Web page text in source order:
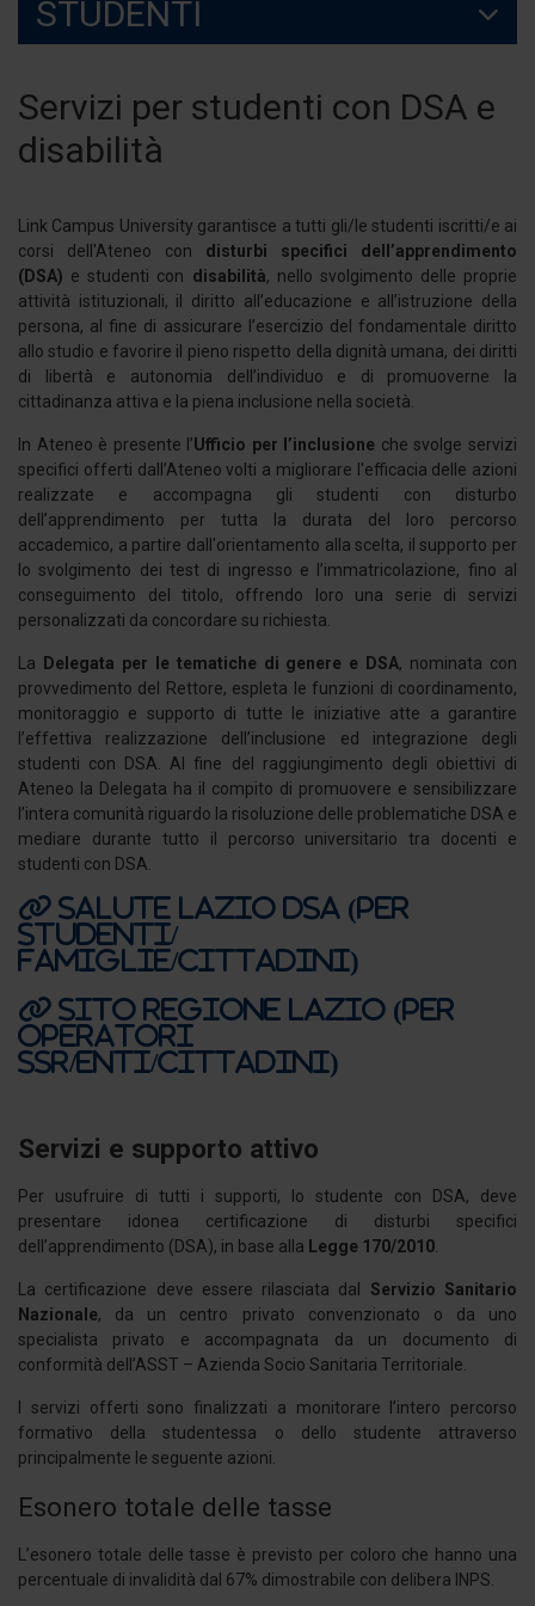
STUDENTI
Servizi per studenti con DSA e
disabilità
Link Campus University garantisce a tutti gli/le studenti iscritti/e ai
corsi dell'Ateneo con disturbi specifici dell’apprendimento
(DSA) e studenti con disabilità, nello svolgimento delle proprie
attività istituzionali, il diritto all’educazione e all’istruzione della
persona, al fine di assicurare l’esercizio del fondamentale diritto
allo studio e favorire il pieno rispetto della dignità umana, dei diritti
di libertà e autonomia dell’individuo e di promuoverne la
cittadinanza attiva e la piena inclusione nella società.
In Ateneo è presente l’Ufficio per l’inclusione che svolge servizi
specifici offerti dall’Ateneo volti a migliorare l'efficacia delle azioni
realizzate e accompagna gli studenti con disturbo
dell’apprendimento per tutta la durata del loro percorso
accademico, a partire dall'orientamento alla scelta, il supporto per
lo svolgimento dei test di ingresso e l’immatricolazione, fino al
conseguimento del titolo, offrendo loro una serie di servizi
personalizzati da concordare su richiesta.
La Delegata per le tematiche di genere e DSA, nominata con
provvedimento del Rettore, espleta le funzioni di coordinamento,
monitoraggio e supporto di tutte le iniziative atte a garantire
l’effettiva realizzazione dell’inclusione ed integrazione degli
studenti con DSA. Al fine del raggiungimento degli obiettivi di
Ateneo la Delegata ha il compito di promuovere e sensibilizzare
l’intera comunità riguardo la risoluzione delle problematiche DSA e
mediare durante tutto il percorso universitario tra docenti e
studenti con DSA.
Salute Lazio DSA (per
STUDENTI/
FAMIGLIE/cittadini)
Sito Regione Lazio (per
operatori
SSR/enti/cittadini)
Servizi e supporto attivo
Per usufruire di tutti i supporti, lo studente con DSA, deve
presentare idonea certificazione di disturbi specifici
dell’apprendimento (DSA), in base alla Legge 170/2010
La certificazione deve essere rilasciata dal Servizio Sanitario
Nazionale, da un centro privato convenzionato o da uno
specialista privato e accompagnata da un documento di
conformità dell’ASST – Azienda Socio Sanitaria Territoriale.
I servizi offerti sono finalizzati a monitorare l’intero percorso
formativo della studentessa o dello studente attraverso
principalmente le seguente azioni.
Esonero totale delle tasse
L’esonero totale delle tasse è previsto per coloro che hanno una
percentuale di invalidità dal 67% dimostrabile con delibera INPS.